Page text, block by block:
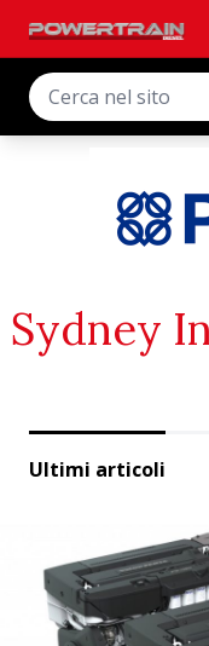
Sydney
Ultimi articoli